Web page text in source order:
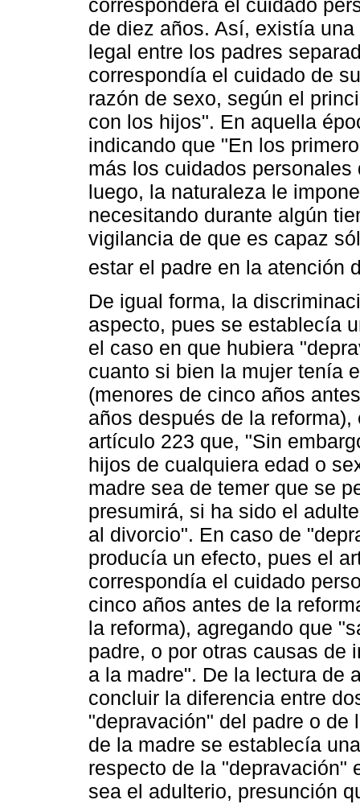
corresponderá el cuidado
de diez años. Así, existía
legal entre los padres
correspondía el cuidado de
razón de sexo, según el
con los hijos". En aquella
indicando que "En los
más los cuidados
luego, la naturaleza le
necesitando durante algún
vigilancia de que es capaz
estar el padre en la atención
De igual forma, la
aspecto, pues se establecía
el caso en que hubiera
cuanto si bien la mujer tenía
(menores de cinco años
años después de la
artículo 223 que, "Sin
hijos de cualquiera edad o
madre sea de temer que se
presumirá, si ha sido el
al divorcio". En caso de
producía un efecto, pues el
correspondía el cuidado
cinco años antes de la
la reforma), agregando que
padre, o por otras causas de
a la madre". De la lectura de
concluir la diferencia entre
"depravación" del padre o de
de la madre se establecía
respecto de la "depravación"
sea el adulterio, presunción